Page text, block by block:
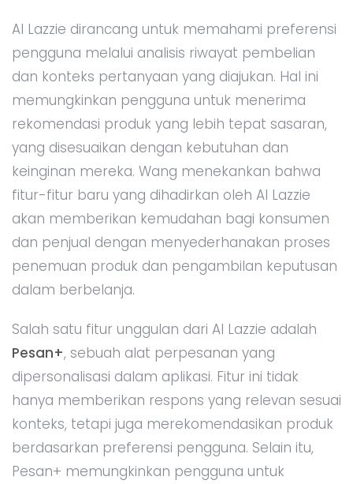
AI Lazzie dirancang untuk memahami preferensi
pengguna melalui analisis riwayat pembelian
dan konteks pertanyaan yang diajukan. Hal ini
memungkinkan pengguna untuk menerima
rekomendasi produk yang lebih tepat sasaran,
yang disesuaikan dengan kebutuhan dan
keinginan mereka. Wang menekankan bahwa
fitur-fitur baru yang dihadirkan oleh AI Lazzie
akan memberikan kemudahan bagi konsumen
dan penjual dengan menyederhanakan proses
penemuan produk dan pengambilan keputusan
dalam berbelanja.
Salah satu fitur unggulan dari AI Lazzie adalah
Pesan+, sebuah alat perpesanan yang
dipersonalisasi dalam aplikasi. Fitur ini tidak
hanya memberikan respons yang relevan sesuai
konteks, tetapi juga merekomendasikan produk
berdasarkan preferensi pengguna. Selain itu,
Pesan+ memungkinkan pengguna untuk